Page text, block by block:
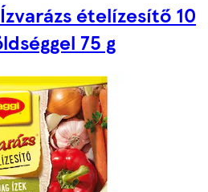
ételízesítő 10
75 g